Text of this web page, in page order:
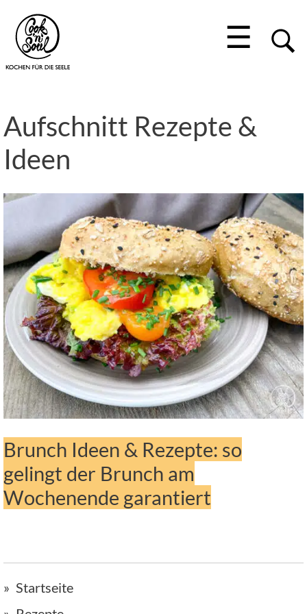
☰
Aufschnitt Rezepte &
Ideen
Brunch Ideen & Rezepte: so
gelingt der Brunch am
Wochenende garantiert
Startseite